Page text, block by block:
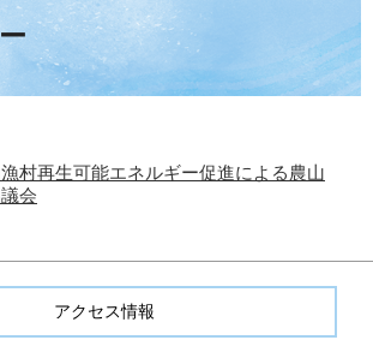
村再生可能エネルギー促進による農山
会
アクセス情報